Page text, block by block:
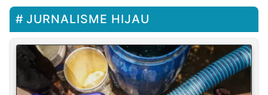
JURNALISME HIJAU